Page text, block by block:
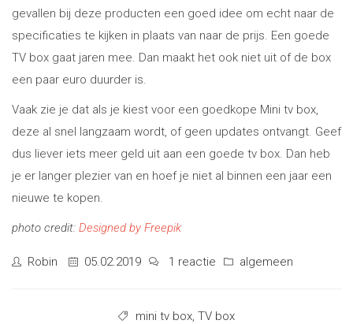
gevallen bij deze producten een goed idee om echt naar de
specificaties te kijken in plaats van naar de prijs. Een goede
TV box gaat jaren mee. Dan maakt het ook niet uit of de box
een paar euro duurder is.
Vaak zie je dat als je kiest voor een goedkope Mini tv box,
deze al snel langzaam wordt, of geen updates ontvangt. Geef
dus liever iets meer geld uit aan een goede tv box. Dan heb
je er langer plezier van en hoef je niet al binnen een jaar een
nieuwe te kopen.
photo credit: Designed by Freepik
Robin 05.02.2019 algemeen
1 reactie
mini tv box, TV box